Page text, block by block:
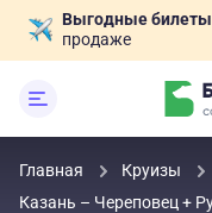
Выгодные билеты
продаже
Главная Круизы
Казань – Череповец +